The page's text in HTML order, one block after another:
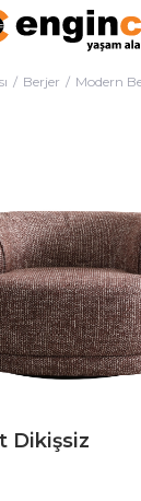
Berjer Modern
Dikişsiz